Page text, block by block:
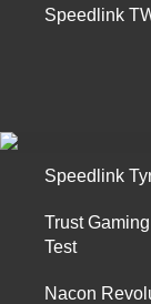
Speedlink
Speedlink
Trust
Test
Nacon